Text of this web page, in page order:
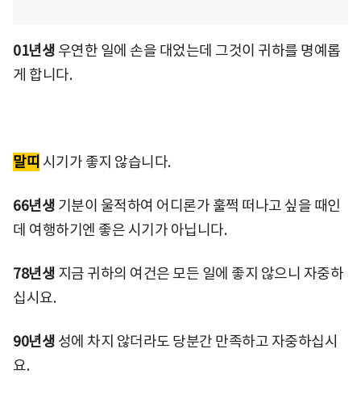
01년생 우연한 일에 손을 대었는데 그것이 귀하를 명예롭
게 합니다.
말띠 시기가 좋지 않습니다.
66년생 기분이 울적하여 어디론가 훌쩍 떠나고 싶을 때인
데 여행하기엔 좋은 시기가 아닙니다.
78년생 지금 귀하의 여건은 모든 일에 좋지 않으니 자중하
십시요.
90년생 성에 차지 않더라도 당분간 만족하고 자중하십시
요.